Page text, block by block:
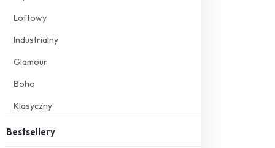
Loftowy
Industrialny
Glamour
Boho
Klasyczny
Bestsellery